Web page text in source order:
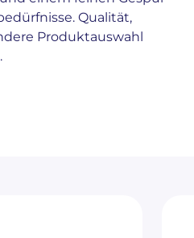
Qualität,
Produktauswahl